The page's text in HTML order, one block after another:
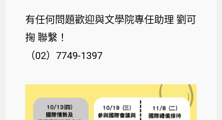
有任何問題歡迎與文學院專任助理 劉可
掬 聯繫！
（02）7749-1397